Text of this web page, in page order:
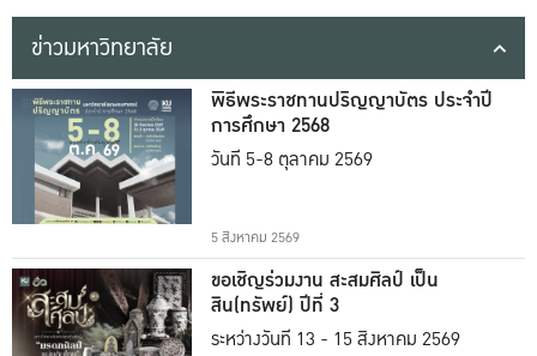
ข่าวมหาวิทยาลัย
พิธีพระราชทานปริญญาบัตร ประจำปี
การศึกษา 2568
วันที่ 5-8 ตุลาคม 2569
5 สิงหาคม 2569
ขอเชิญร่วมงาน สะสมศิลป์ เป็น
สิน(ทรัพย์) ปีที่ 3
ระหว่างวันที่ 13 - 15 สิงหาคม 2569